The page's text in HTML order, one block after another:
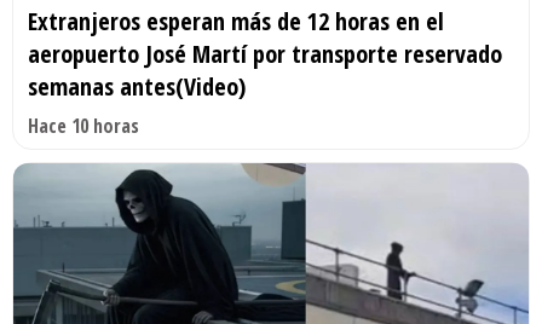
Extranjeros esperan más de 12 horas en el
aeropuerto José Martí por transporte reservado
semanas antes(Video)
Hace 10 horas